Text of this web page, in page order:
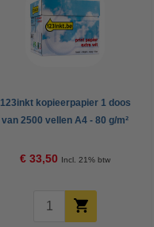
123inkt kopieerpapier 1 doos
van 2500 vellen A4 - 80 g/m²
€ 33,50 Incl. 21% btw